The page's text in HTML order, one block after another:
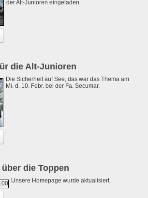
der Alt-Junioren eingeladen.
die Alt-Junioren
Die Sicherheit auf See, das war das Thema am
Mi. d. 10. Febr. bei der Fa. Secumar.
die Toppen
Unsere Homepage wurde aktualisiert.